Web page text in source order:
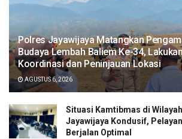
Polres Jayawijaya Matangkan
Budaya Lembah Baliem Ke-34,
Koordinasi dan Peninjauan Lokasi
AGUSTUS 6, 2026
Situasi Kamtibmas di
Jayawijaya Kondusif,
Berjalan Optimal